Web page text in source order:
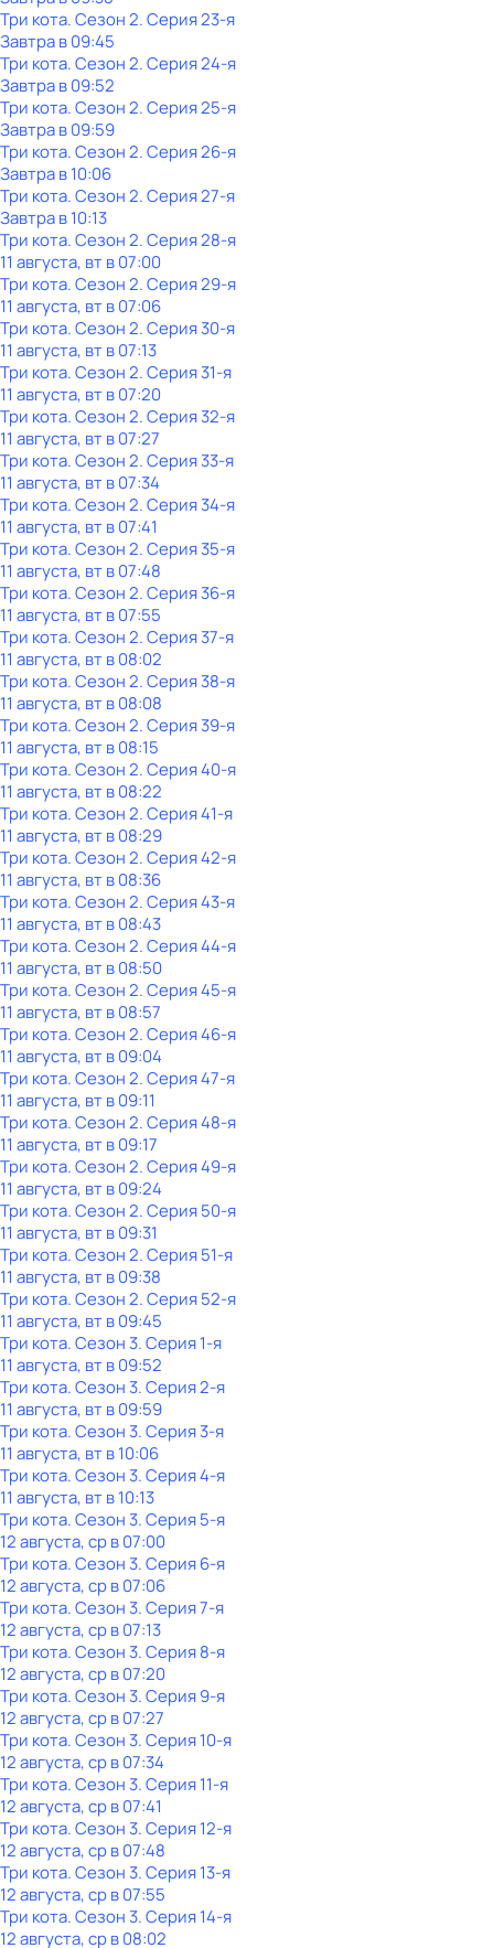
Три кота. Сезон 2. Серия 23-я
Завтра в 09:45
Три кота. Сезон 2. Серия 24-я
Завтра в 09:52
Три кота. Сезон 2. Серия 25-я
Завтра в 09:59
Три кота. Сезон 2. Серия 26-я
Завтра в 10:06
Три кота. Сезон 2. Серия 27-я
Завтра в 10:13
Три кота. Сезон 2. Серия 28-я
11 августа, вт в 07:00
Три кота. Сезон 2. Серия 29-я
11 августа, вт в 07:06
Три кота. Сезон 2. Серия 30-я
11 августа, вт в 07:13
Три кота. Сезон 2. Серия 31-я
11 августа, вт в 07:20
Три кота. Сезон 2. Серия 32-я
11 августа, вт в 07:27
Три кота. Сезон 2. Серия 33-я
11 августа, вт в 07:34
Три кота. Сезон 2. Серия 34-я
11 августа, вт в 07:41
Три кота. Сезон 2. Серия 35-я
11 августа, вт в 07:48
Три кота. Сезон 2. Серия 36-я
11 августа, вт в 07:55
Три кота. Сезон 2. Серия 37-я
11 августа, вт в 08:02
Три кота. Сезон 2. Серия 38-я
11 августа, вт в 08:08
Три кота. Сезон 2. Серия 39-я
11 августа, вт в 08:15
Три кота. Сезон 2. Серия 40-я
11 августа, вт в 08:22
Три кота. Сезон 2. Серия 41-я
11 августа, вт в 08:29
Три кота. Сезон 2. Серия 42-я
11 августа, вт в 08:36
Три кота. Сезон 2. Серия 43-я
11 августа, вт в 08:43
Три кота. Сезон 2. Серия 44-я
11 августа, вт в 08:50
Три кота. Сезон 2. Серия 45-я
11 августа, вт в 08:57
Три кота. Сезон 2. Серия 46-я
11 августа, вт в 09:04
Три кота. Сезон 2. Серия 47-я
11 августа, вт в 09:11
Три кота. Сезон 2. Серия 48-я
11 августа, вт в 09:17
Три кота. Сезон 2. Серия 49-я
11 августа, вт в 09:24
Три кота. Сезон 2. Серия 50-я
11 августа, вт в 09:31
Три кота. Сезон 2. Серия 51-я
11 августа, вт в 09:38
Три кота. Сезон 2. Серия 52-я
11 августа, вт в 09:45
Три кота. Сезон 3. Серия 1-я
11 августа, вт в 09:52
Три кота. Сезон 3. Серия 2-я
11 августа, вт в 09:59
Три кота. Сезон 3. Серия 3-я
11 августа, вт в 10:06
Три кота. Сезон 3. Серия 4-я
11 августа, вт в 10:13
Три кота. Сезон 3. Серия 5-я
12 августа, ср в 07:00
Три кота. Сезон 3. Серия 6-я
12 августа, ср в 07:06
Три кота. Сезон 3. Серия 7-я
12 августа, ср в 07:13
Три кота. Сезон 3. Серия 8-я
12 августа, ср в 07:20
Три кота. Сезон 3. Серия 9-я
12 августа, ср в 07:27
Три кота. Сезон 3. Серия 10-я
12 августа, ср в 07:34
Три кота. Сезон 3. Серия 11-я
12 августа, ср в 07:41
Три кота. Сезон 3. Серия 12-я
12 августа, ср в 07:48
Три кота. Сезон 3. Серия 13-я
12 августа, ср в 07:55
Три кота. Сезон 3. Серия 14-я
12 августа, ср в 08:02